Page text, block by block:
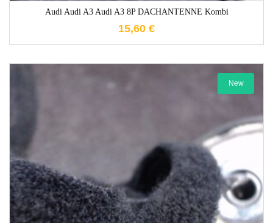
Audi Audi A3 Audi A3 8P DACHANTENNE Kombi
15,60 €
New
1-3 Werktage